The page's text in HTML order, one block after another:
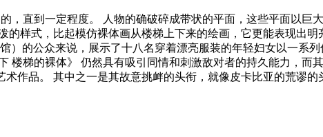
，直到一定程度。 人物的确破碎成带状的平面，这些平面以巨
样式，比起模仿裸体画从楼梯上下来的绘画，它更能表现出
）的公众来说，展示了十八名穿着漂亮服装的年轻妇女以一系
楼梯的裸体》
仍然具有吸引同情和刺激敌对者的持久能力，而
作品。 其中之一是其故意挑衅的头衔，就像皮卡比亚的荒谬的